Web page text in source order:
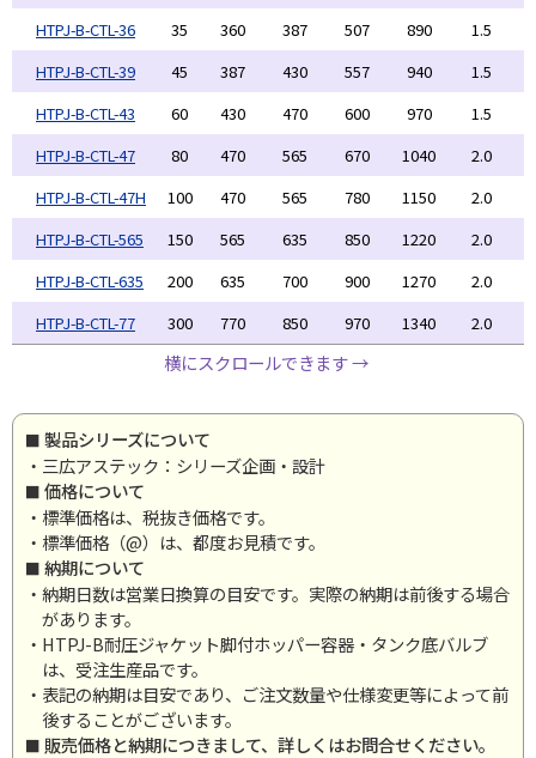
HTPJ-B-CTL-36
35 360 387 507 890 1.5
HTPJ-B-CTL-39
45 387 430 557 940 1.5
HTPJ-B-CTL-43
60 430 470 600 970 1.5
HTPJ-B-CTL-47
80 470 565 670 1040 2.0
HTPJ-B-CTL-47H
100 470 565 780 1150 2.0
HTPJ-B-CTL-565
150 565 635 850 1220 2.0
HTPJ-B-CTL-635
200 635 700 900 1270 2.0
HTPJ-B-CTL-77
300 770 850 970 1340 2.0
横にスクロールできます →
製品シリーズについて
・三広アステック：シリーズ企画・設計
価格について
・標準価格は、税抜き価格です。
・標準価格（@）は、都度お見積です。
納期について
・納期日数は営業日換算の目安です。実際の納期は前後する場合
があります。
・HTPJ-B耐圧ジャケット脚付ホッパー容器・タンク底バルブ
は、受注生産品です。
・表記の納期は目安であり、ご注文数量や仕様変更等によって前
後することがございます。
販売価格と納期につきまして、詳しくはお問合せください。